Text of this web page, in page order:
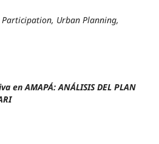
Participation, Urban Planning,
en AMAPÁ: ANÁLISIS DEL PLAN